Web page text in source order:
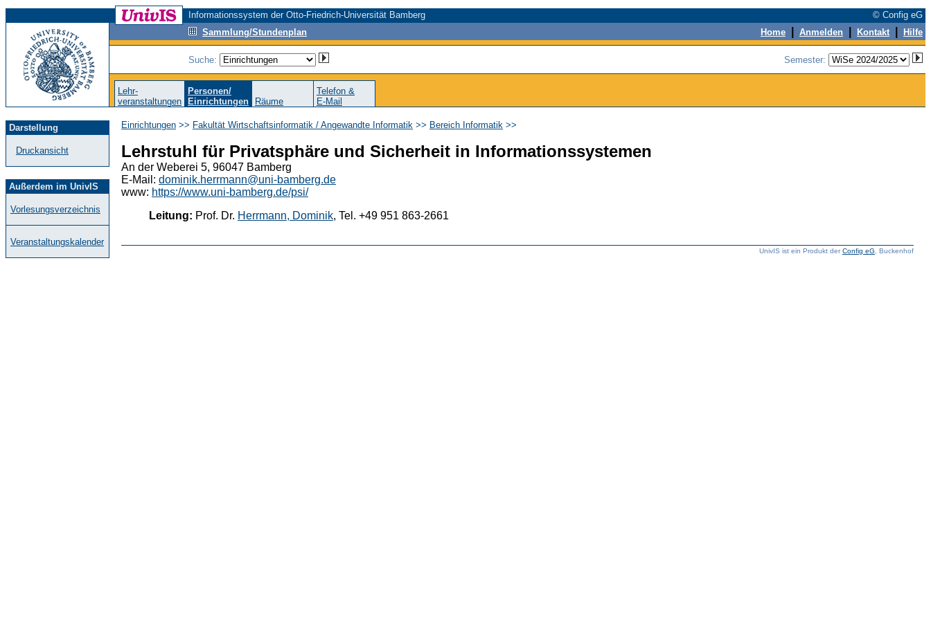
Informationssystem der Otto-Friedrich-Universität Bamberg
© Config eG
Sammlung/Stundenplan
Home Anmelden Kontakt Hilfe
Suche: Semester:
Lehr-
veranstaltungen
Personen/
Einrichtungen
Räume
Telefon &
E-Mail
Darstellung
Druckansicht
Außerdem im UnivIS
Vorlesungsverzeichnis
Veranstaltungskalender
Einrichtungen >> Fakultät Wirtschaftsinformatik / Angewandte Informatik >> Bereich Informatik >>
Lehrstuhl für Privatsphäre und Sicherheit in Informationssystemen
An der Weberei 5, 96047 Bamberg
E-Mail: dominik.herrmann@uni-bamberg.de
www: https://www.uni-bamberg.de/psi/
Leitung: Prof. Dr. Herrmann, Dominik, Tel. +49 951 863-2661
UnivIS ist ein Produkt derConfig eG , Buckenhof